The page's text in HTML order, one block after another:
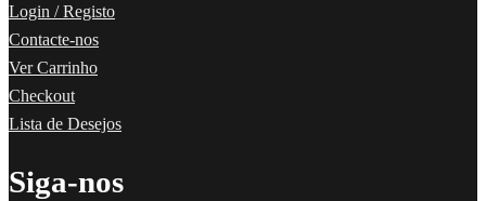
Login / Registo
Contacte-nos
Ver Carrinho
Checkout
Lista de Desejos
Siga-nos